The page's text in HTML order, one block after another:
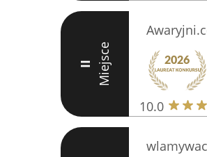
II Miejsce
10.0